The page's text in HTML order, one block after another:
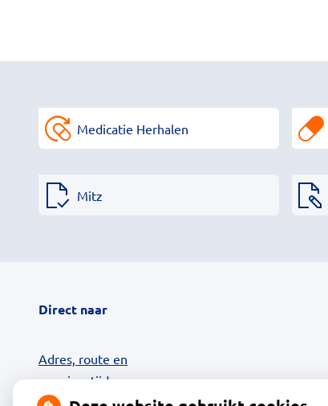
Medicatie Herhalen
Mitz
Direct naar
Adres, route en
openingstijden
Contact